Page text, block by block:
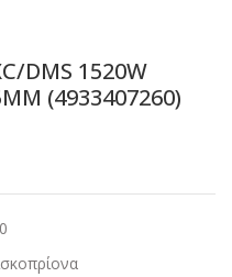
DMS 1520W
(4933407260)